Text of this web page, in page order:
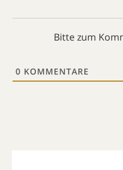
Bitte zum
0 KOMMENTARE